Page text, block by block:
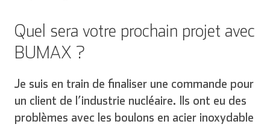
English Deutsch
Español Français
Quel sera votre prochain projet avec
BUMAX ?
Je suis en train de finaliser une commande pour
un client de l’industrie nucléaire. Ils ont eu des
problèmes avec les boulons en acier inoxydable